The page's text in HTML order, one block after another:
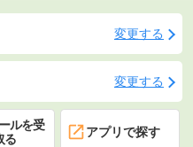
変更する
変更する
ルを受
る
アプリで探す